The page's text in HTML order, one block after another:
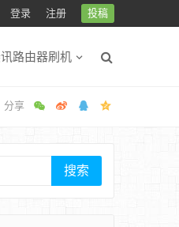
登录 注册 投稿
路由器刷机
搜索